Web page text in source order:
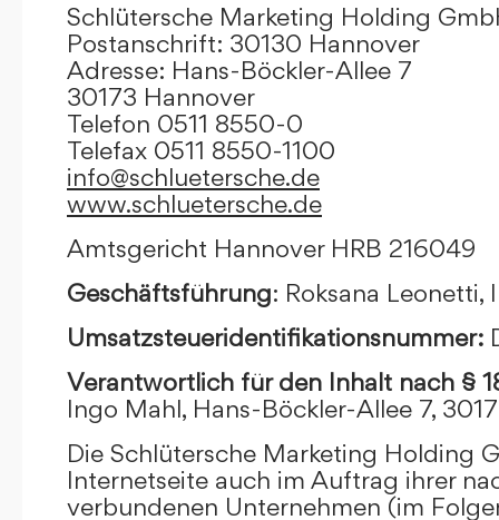
Schlütersche Marketing Holding
Postanschrift: 30130 Hannover
Adresse: Hans-Böckler-Allee 7
30173 Hannover
Telefon 0511 8550-0
Telefax 0511 8550-1100
info@schluetersche.de
www.schluetersche.de
Amtsgericht Hannover HRB 216049
Geschäftsführung: Roksana Leonetti,
Umsatzsteueridentifikationsnummer:
Verantwortlich für den Inhalt nach §
Ingo Mahl, Hans-Böckler-Allee 7,
Die Schlütersche Marketing Holding
Internetseite auch im Auftrag ihrer
verbundenen Unternehmen (im